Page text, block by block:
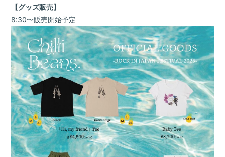
【グッズ販売】
8:30〜販売開始予定